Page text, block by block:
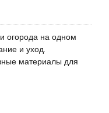
и огорода на одном
и уход.
материалы для